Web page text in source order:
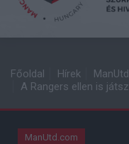
Főoldal Hírek
A Rangers ellen is
ManUtd.com